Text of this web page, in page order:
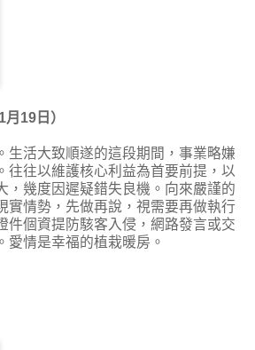
19日）
生活大致順遂的這段期間，事業略嫌
往往以維護核心利益為首要前提，以
，幾度因遲疑錯失良機。向來嚴謹的
實情勢，先做再說，視需要再做執行
件個資提防駭客入侵，網路發言或交
愛情是幸福的植栽暖房。